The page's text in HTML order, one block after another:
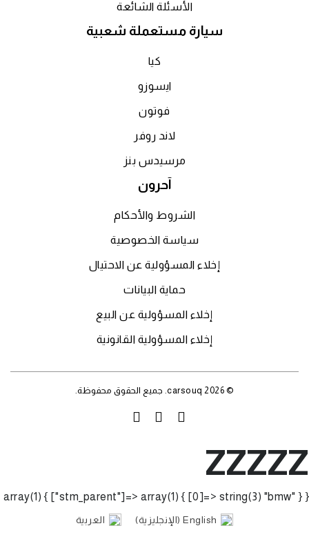
الأسئلة الشائعة
سيارة مستعملة شعبية
كيا
ايسوزو
فوتون
لاند روفر
مرسيدس بنز
آحرون
الشروط والأحكام
سياسة الخصوصية
إخلاء المسؤولية عن الاحتيال
حماية البيانات
إخلاء المسؤولية عن البيع
إخلاء المسؤولية القانونية
© 2026 carsouq. جميع الحقوق محفوظة.
ZZZZZ
array(1) { ["stm_parent"]=> array(1) { [0]=> string(3) "bmw" } }
English
(الإنجليزية) العربية